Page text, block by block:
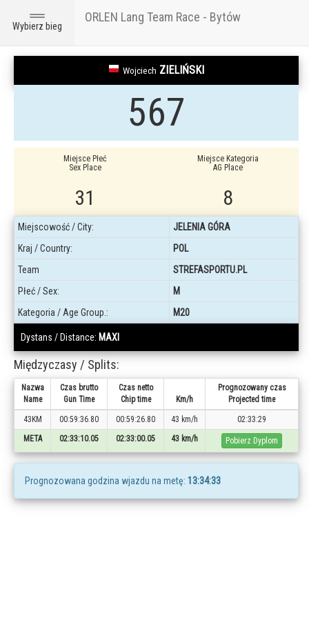
Toggle
navigation
Wybierz bieg
ORLEN Lang Team Race - Bytów
Wojciech ZIELIŃSKI
567
Miejsce Płeć
Sex Place
31
Miejsce Kategoria
AG Place
8
Miejscowość / City:
JELENIA GÓRA
Kraj / Country:
POL
Team
STREFASPORTU.PL
Płeć / Sex:
M
Kategoria / Age Group.:
M20
Dystans / Distance: MAXI
Międzyczasy / Splits:
Nazwa
Name
Czas brutto
Gun Time
Czas netto
Chip time
Km/h
Prognozowany czas
Projected time
43KM 00:59:36.80 00:59:26.80 43 km/h
02:33:29
META
02:33:10.05 02:33:00.05 43 km/h Pobierz Dyplom
Prognozowana godzina wjazdu na metę: 13:34:33